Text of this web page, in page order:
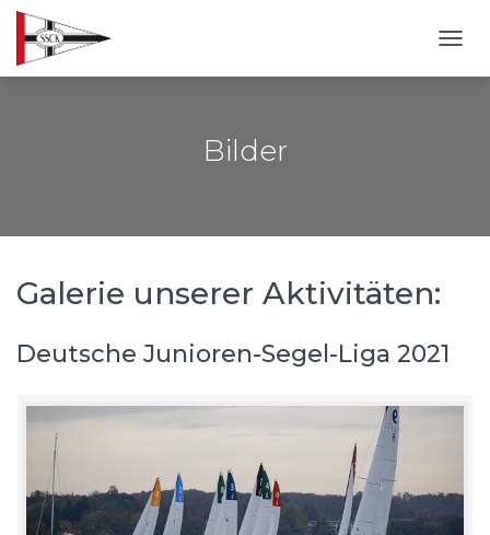
Bilder
Galerie unserer Aktivitäten:
Deutsche Junioren-Segel-Liga 2021